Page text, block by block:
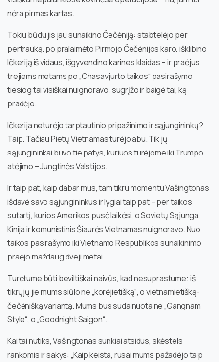
nėra pirmas kartas.
Tokiu būdu jis jau sunaikino Čečėniją: stabtelėjo per
pertrauką, po pralaimėto Pirmojo Čečėnijos karo, išklibino
Ičkeriją iš vidaus, išgyvendino karines klaidas – ir praėjus
trejiems metams po „Chasavjurto taikos“ pasirašymo
tiesiog tai visiškai nuignoravo, sugrįžo ir baigė tai, ką
pradėjo.
Ičkerija neturėjo tarptautinio pripažinimo ir sąjungininkų?
Taip. Tačiau Pietų Vietnamas turėjo abu. Tik jų
sąjungininkai buvo tie patys, kuriuos turėjome iki Trumpo
atėjimo – Jungtinės Valstijos.
Ir taip pat, kaip dabar mus, tam tikru momentu Vašingtonas
išdavė savo sąjungininkus ir lygiai taip pat – per taikos
sutartį, kurios Amerikos pusė laikėsi, o Sovietų Sąjunga,
Kinija ir komunistinis Šiaurės Vietnamas nuignoravo. Nuo
taikos pasirašymo iki Vietnamo Respublikos sunaikinimo
praėjo maždaug dveji metai.
Turėtume būti beviltiškai naivūs, kad nesuprastume: iš
tikrųjų jie mums siūlo ne „korėjietišką“, o vietnamietišką-
čečėnišką variantą. Mums bus sudainuota ne „Gangnam
Style“, o „Goodnight Saigon“.
Kai tai nutiks, Vašingtonas sunkiai atsidus, skėstels
rankomis ir sakys: „Kaip keista, rusai mums pažadėjo taip